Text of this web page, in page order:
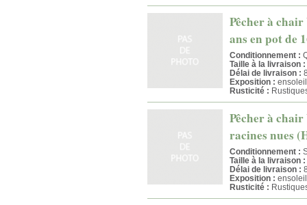
Pêcher à
ans en pot de
Conditionnement :
Taille à la livraison :
Délai de livraison :
Exposition :
Rusticité :
Pêcher à
racines nues
Conditionnement :
Taille à la livraison :
Délai de livraison :
Exposition :
Rusticité :